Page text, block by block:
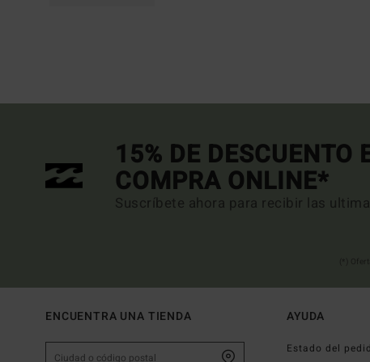
15% DE DESCUENTO
COMPRA ONLINE*
Suscríbete ahora para recibir las
ENCUENTRA UNA TIENDA AYUDA
Estado del